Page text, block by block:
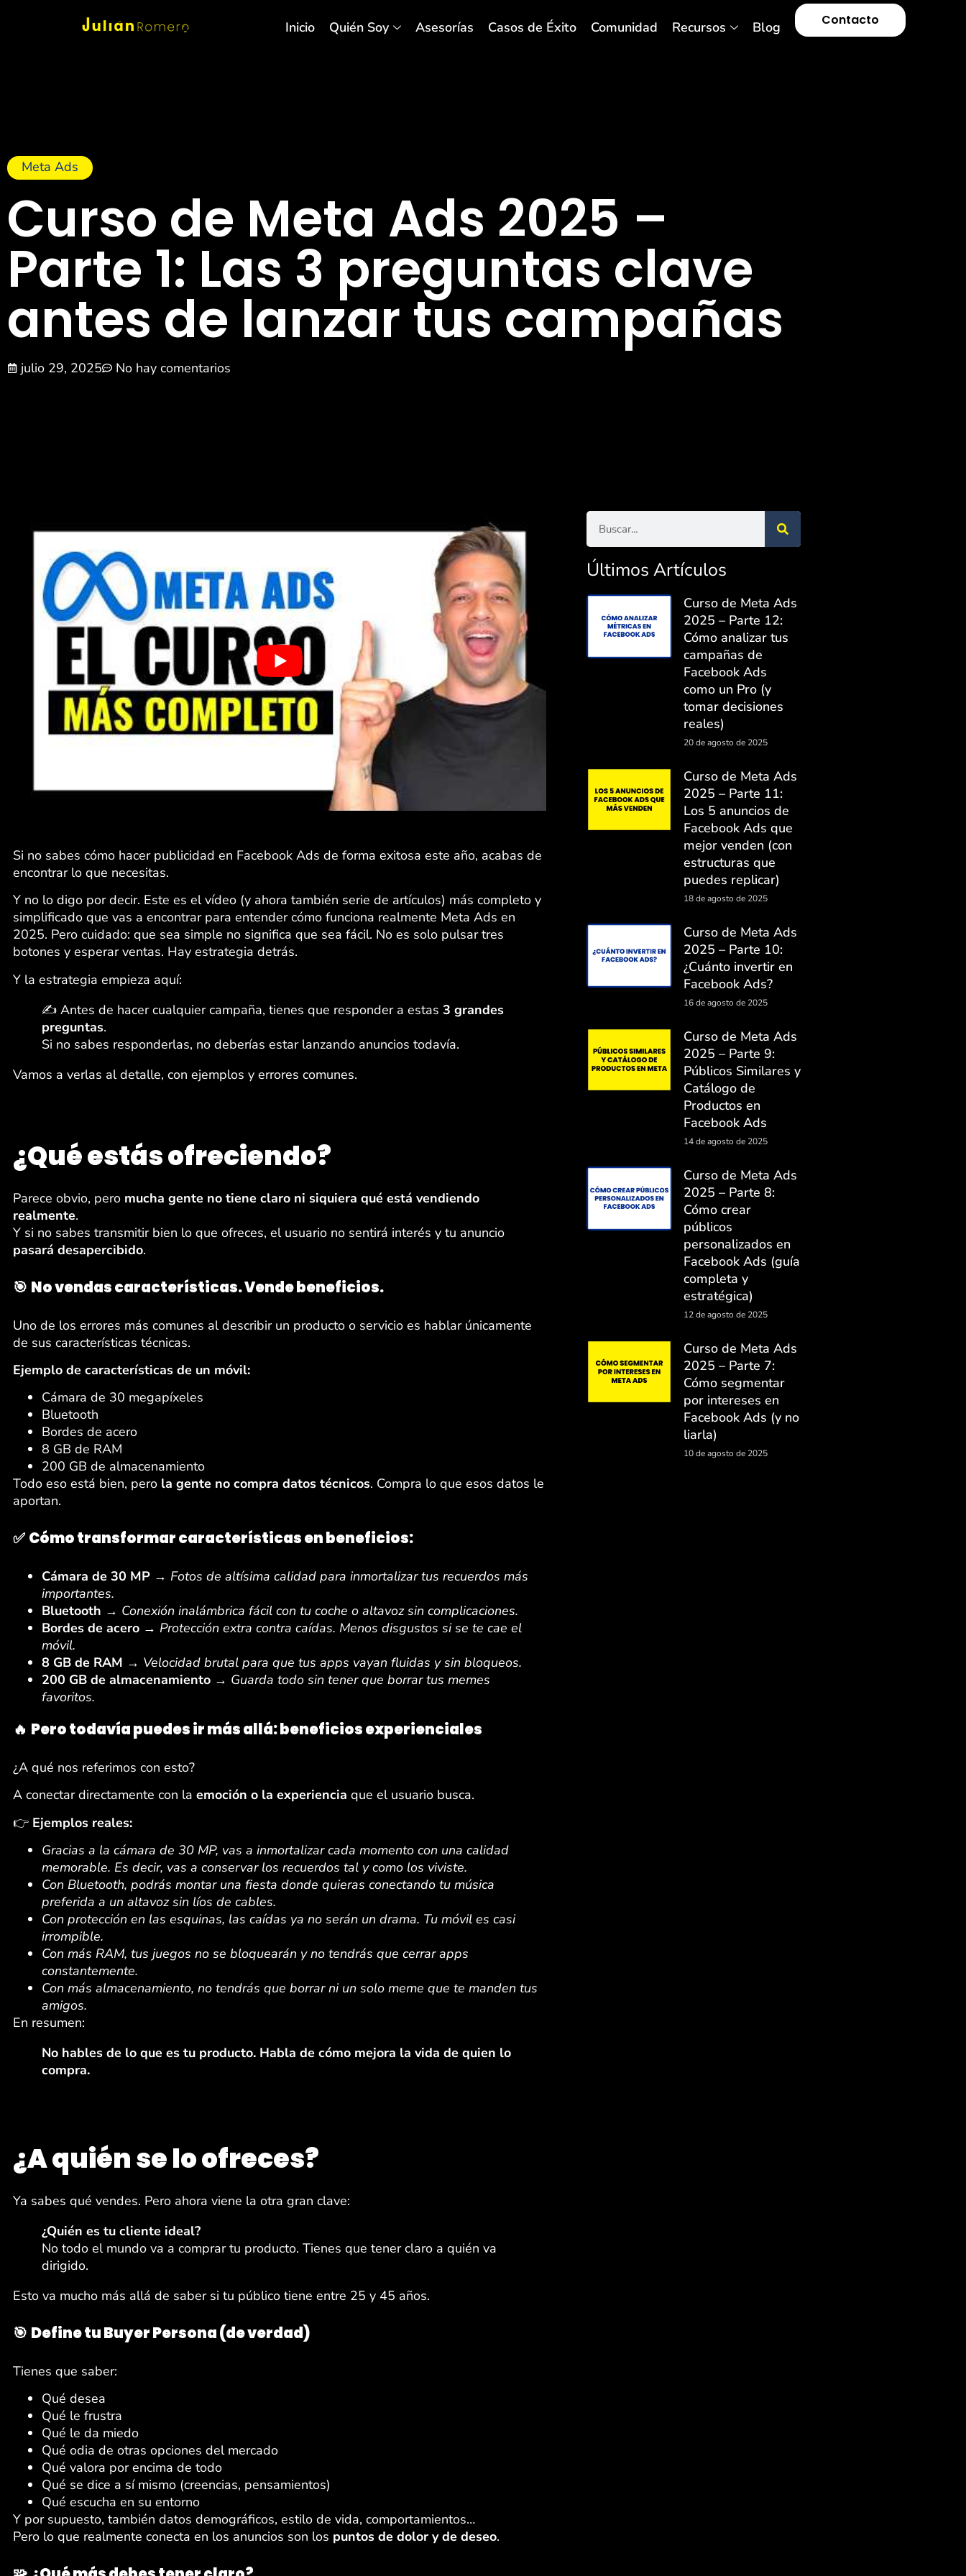
Inicio Quién Soy Asesorías Casos de Éxito Comunidad Recursos Blog Contacto
Meta Ads
Curso de Meta Ads 2025 –
Parte 1: Las 3 preguntas clave
antes de lanzar tus campañas
julio 29, 2025 No hay comentarios
Si no sabes cómo hacer publicidad en Facebook Ads de forma exitosa este año, acabas de
encontrar lo que necesitas.
Y no lo digo por decir. Este es el vídeo (y ahora también serie de artículos) más completo y
simplificado que vas a encontrar para entender cómo funciona realmente Meta Ads en
2025. Pero cuidado: que sea simple no significa que sea fácil. No es solo pulsar tres
botones y esperar ventas. Hay estrategia detrás.
Y la estrategia empieza aquí:
✍️ Antes de hacer cualquier campaña, tienes que responder a estas 3 grandes
preguntas.
Si no sabes responderlas, no deberías estar lanzando anuncios todavía.
Vamos a verlas al detalle, con ejemplos y errores comunes.
¿Qué estás ofreciendo?
Parece obvio, pero mucha gente no tiene claro ni siquiera qué está vendiendo
realmente.
Y si no sabes transmitir bien lo que ofreces, el usuario no sentirá interés y tu anuncio
pasará desapercibido.
🎯 No vendas características. Vende beneficios.
Uno de los errores más comunes al describir un producto o servicio es hablar únicamente
de sus características técnicas.
Ejemplo de características de un móvil:
Cámara de 30 megapíxeles
Bluetooth
Bordes de acero
8 GB de RAM
200 GB de almacenamiento
Todo eso está bien, pero la gente no compra datos técnicos. Compra lo que esos datos le
aportan.
✅ Cómo transformar características en beneficios:
Cámara de 30 MP → Fotos de altísima calidad para inmortalizar tus recuerdos más
importantes.
Bluetooth → Conexión inalámbrica fácil con tu coche o altavoz sin complicaciones.
Bordes de acero → Protección extra contra caídas. Menos disgustos si se te cae el
móvil.
8 GB de RAM → Velocidad brutal para que tus apps vayan fluidas y sin bloqueos.
200 GB de almacenamiento → Guarda todo sin tener que borrar tus memes
favoritos.
🔥 Pero todavía puedes ir más allá: beneficios experienciales
¿A qué nos referimos con esto?
A conectar directamente con la emoción o la experiencia que el usuario busca.
👉 Ejemplos reales:
Gracias a la cámara de 30 MP, vas a inmortalizar cada momento con una calidad
memorable. Es decir, vas a conservar los recuerdos tal y como los viviste.
Con Bluetooth, podrás montar una fiesta donde quieras conectando tu música
preferida a un altavoz sin líos de cables.
Con protección en las esquinas, las caídas ya no serán un drama. Tu móvil es casi
irrompible.
Con más RAM, tus juegos no se bloquearán y no tendrás que cerrar apps
constantemente.
Con más almacenamiento, no tendrás que borrar ni un solo meme que te manden tus
amigos.
En resumen:
No hables de lo que es tu producto. Habla de cómo mejora la vida de quien lo
compra.
¿A quién se lo ofreces?
Ya sabes qué vendes. Pero ahora viene la otra gran clave:
¿Quién es tu cliente ideal?
No todo el mundo va a comprar tu producto. Tienes que tener claro a quién va
dirigido.
Esto va mucho más allá de saber si tu público tiene entre 25 y 45 años.
🎯 Define tu Buyer Persona (de verdad)
Tienes que saber:
Qué desea
Qué le frustra
Qué le da miedo
Qué odia de otras opciones del mercado
Qué valora por encima de todo
Qué se dice a sí mismo (creencias, pensamientos)
Qué escucha en su entorno
Y por supuesto, también datos demográficos, estilo de vida, comportamientos…
Pero lo que realmente conecta en los anuncios son los puntos de dolor y de deseo.
Últimos Artículos
Curso de Meta Ads
2025 – Parte 12:
Cómo analizar tus
campañas de
Facebook Ads
como un Pro (y
tomar decisiones
reales)
20 de agosto de 2025
Curso de Meta Ads
2025 – Parte 11:
Los 5 anuncios de
Facebook Ads que
mejor venden (con
estructuras que
puedes replicar)
18 de agosto de 2025
Curso de Meta Ads
2025 – Parte 10:
¿Cuánto invertir en
Facebook Ads?
16 de agosto de 2025
Curso de Meta Ads
2025 – Parte 9:
Públicos Similares y
Catálogo de
Productos en
Facebook Ads
14 de agosto de 2025
Curso de Meta Ads
2025 – Parte 8:
Cómo crear
públicos
personalizados en
Facebook Ads (guía
completa y
estratégica)
12 de agosto de 2025
Curso de Meta Ads
2025 – Parte 7:
Cómo segmentar
por intereses en
Facebook Ads (y no
liarla)
10 de agosto de 2025